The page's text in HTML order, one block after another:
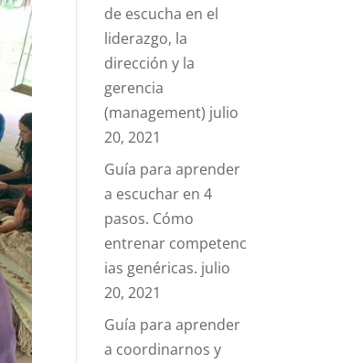
de escucha en el
liderazgo, la
dirección y la
gerencia
(management) julio
20, 2021
Guía para aprender
a escuchar en 4
pasos. Cómo
entrenar competenc
ias genéricas. julio
20, 2021
Guía para aprender
a coordinarnos y